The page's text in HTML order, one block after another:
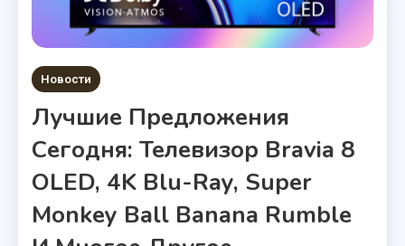
Новости
Лучшие Предложения
Сегодня: Телевизор Bravia 8
OLED, 4K Blu-Ray, Super
Monkey Ball Banana Rumble